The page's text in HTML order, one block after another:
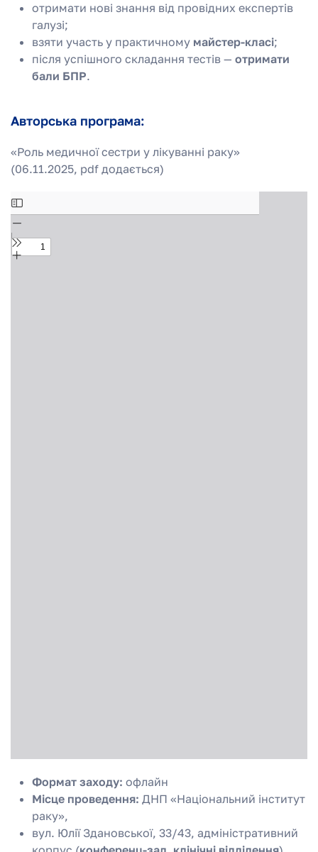
отримати нові знання від провідних експертів
галузі;
взяти участь у практичному майстер-класі;
після успішного складання тестів — отримати
бали БПР.
Авторська програма:
«Роль медичної сестри у лікуванні раку»
(06.11.2025, pdf додається)
Skip
to
PDF
content
Формат заходу: офлайн
Місце проведення: ДНП «Національний інститут
раку»,
вул. Юлії Здановської, 33/43, адміністративний